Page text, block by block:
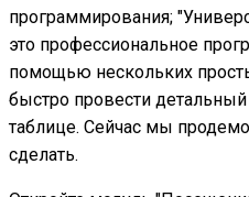
программирования;
это профессиональное
помощью нескольких
быстро провести
таблице. Сейчас мы
сделать.